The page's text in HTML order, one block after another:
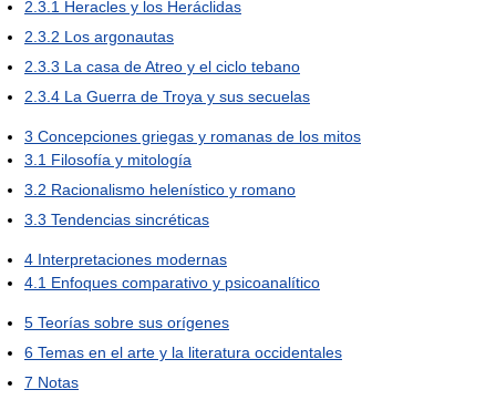
2.3.1 Heracles y los Heráclidas
2.3.2 Los argonautas
2.3.3 La casa de Atreo y el ciclo tebano
2.3.4 La Guerra de Troya y sus secuelas
3 Concepciones griegas y romanas de los mitos
3.1 Filosofía y mitología
3.2 Racionalismo helenístico y romano
3.3 Tendencias sincréticas
4 Interpretaciones modernas
4.1 Enfoques comparativo y psicoanalítico
5 Teorías sobre sus orígenes
6 Temas en el arte y la literatura occidentales
7 Notas